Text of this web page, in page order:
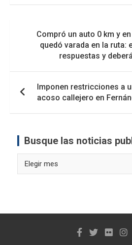
entradas
Compró un auto 0 km y
quedó varada en la ruta:
respuestas y
Imponen restricciones a
acoso callejero en
Busque las noticias
las